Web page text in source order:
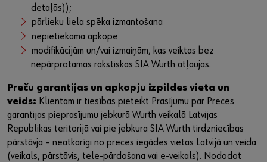
detaļās));
pārlieku liela spēka izmantošana
nepietiekama apkope
modifikācijām un/vai izmaiņām, kas veiktas bez
nepārprotamas rakstiskas SIA Wurth atļaujas.
Preču garantijas un apkopju izpildes vieta un
veids: Klientam ir tiesības pieteikt Prasījumu par Preces
garantijas pieprasījumu jebkurā Wurth veikalā Latvijas
Republikas teritorijā vai pie jebkura SIA Wurth tirdzniecības
pārstāvja – neatkarīgi no preces iegādes vietas Latvijā un veida
(veikals, pārstāvis, tele-pārdošana vai e-veikals). Nododot